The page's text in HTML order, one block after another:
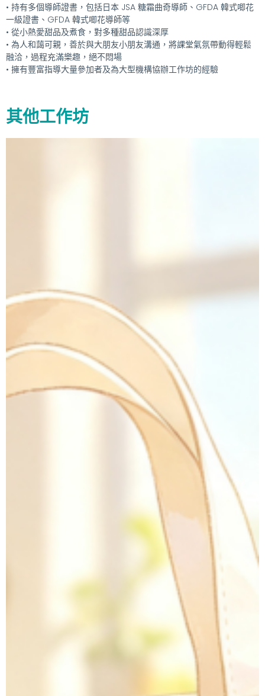
• 持有多個導師證書，包括日本 JSA 糖霜曲奇導師、GFDA 韓式唧花
一級證書、GFDA 韓式唧花導師等
• 從小熱愛甜品及煮食，對多種甜品認識深厚
• 為人和藹可親，善於與大朋友小朋友溝通，將課堂氣氛帶動得輕鬆
融洽，過程充滿樂趣，絕不悶場
• 擁有豐富指導大量參加者及為大型機構協辦工作坊的經驗
其他工作坊